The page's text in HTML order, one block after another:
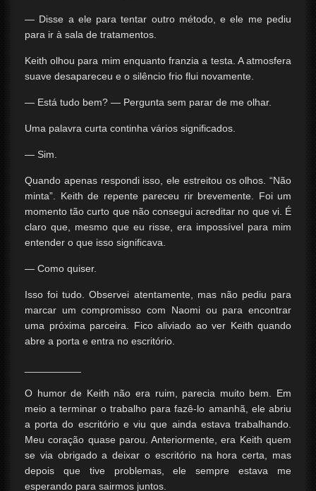
— Disse a ele para tentar outro método, e ele me pediu
para ir à sala de tratamentos.
Keith olhou para mim enquanto franzia a testa. A atmosfera
suave desapareceu e o silêncio frio flui novamente.
— Está tudo bem? — Pergunta sem parar de me olhar.
Uma palavra curta continha vários significados.
— Sim.
Quando apenas respondi isso, ele estreitou os olhos. “Não
minta”. Keith de repente pareceu rir brevemente. Foi um
momento tão curto que não consegui acreditar no que vi. É
claro que, mesmo que eu risse, era impossível para mim
entender o que isso significava.
— Como quiser.
Isso foi tudo. Observei atentamente, mas não pediu para
marcar um compromisso com Naomi ou para encontrar
uma próxima parceira. Fico aliviado ao ver Keith quando
abre a porta e entra no escritório.
O humor de Keith não era ruim, parecia muito bem. Em
meio a terminar o trabalho para fazê-lo amanhã, ele abriu
a porta do escritório e viu que ainda estava trabalhando.
Meu coração quase parou. Anteriormente, era Keith quem
se via obrigado a deixar o escritório na hora certa, mas
depois que tive problemas, ele sempre estava me
esperando para sairmos juntos.